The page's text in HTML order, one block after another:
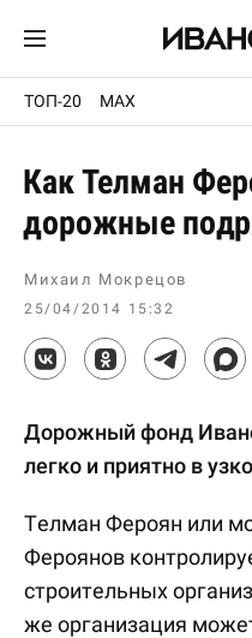
ТОП-20 MAX
Как Телман
дорожные
Михаил Мокрецов
25/04/2014 15:32
Дорожный фонд
легко и приятно в
Телман Фероян или
Фероянов
строительных
же организация